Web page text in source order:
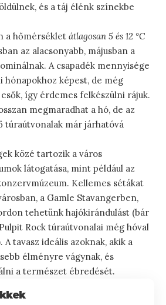
és a táj élénk színekbe
a hőmérséklet átlagosan 5 és 12 °C
az alacsonyabb, májusban a
A csapadék mennyisége
hónapokhoz képest, de még
így érdemes felkészülni rájuk.
megmaradhat a hó, de az
túraútvonalak már járhatóvá
közé tartozik a város
látogatása, mint például az
Kellemes sétákat
a Gamle Stavangerben,
tehetünk hajókirándulást (bár
Rock túraútvonalai még hóval
tavasz ideális azoknak, akik a
élményre vágynak, és
a természet ébredését.